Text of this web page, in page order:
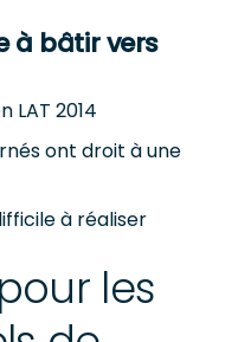
à bâtir vers
LAT 2014
ont droit à une
à réaliser
les